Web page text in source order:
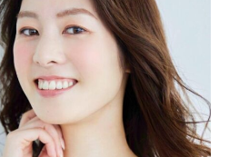
い合わせ
CONTACT
4240-3971